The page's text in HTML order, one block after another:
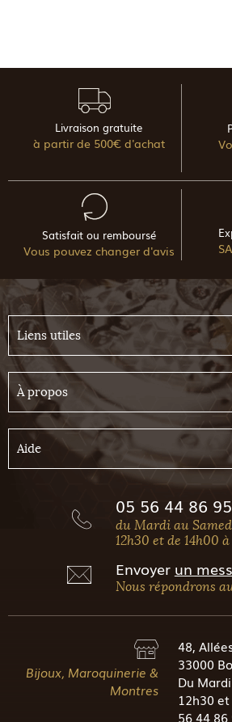
Livraison gratuite
à partir de 500€ d'achat
Satisfait ou remboursé
Vous pouvez changer d'avis
Liens utiles
À propos
Aide
05 56 44 86 95
du Mardi au
12h30 et de 14h00
Envoyer un
Nous répondrons
Bijoux, Maroquinerie &
Montres
48,
33000
Du
12h30
56 44 86